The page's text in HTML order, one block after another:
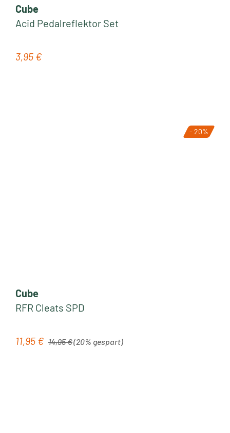
Cube
Acid Pedalreflektor Set
Regulärer Preis:
3,95 €
- 20%
Cube
RFR Cleats SPD
Verkaufspreis:
11,95 € Regulärer Preis:
14,95 €(20% gespart)